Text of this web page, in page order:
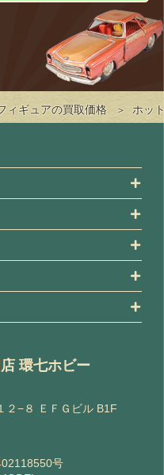
ィギュアの買取価格 ホッ
環七ホビー
２−８ ＥＦＧビル B1F
号